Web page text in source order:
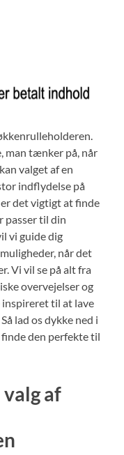
man tænker på, når
valget af en
indflydelse på
det vigtigt at finde
passer til din
vi guide dig
når det
Vi vil se på alt fra
overvejelser og
inspireret til at lave
lad os dykke ned i
den perfekte til
af